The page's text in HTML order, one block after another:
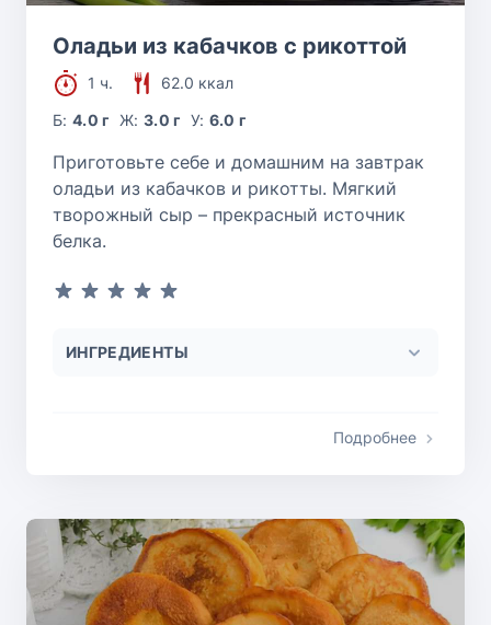
Оладьи из кабачков с рикоттой
1 ч.
62.0 ккал
Б:4.0 г Ж: 3.0 г У: 6.0 г
Приготовьте себе и домашним на завтрак
оладьи из кабачков и рикотты. Мягкий
творожный сыр – прекрасный источник
белка.
ИНГРЕДИЕНТЫ
Подробнее